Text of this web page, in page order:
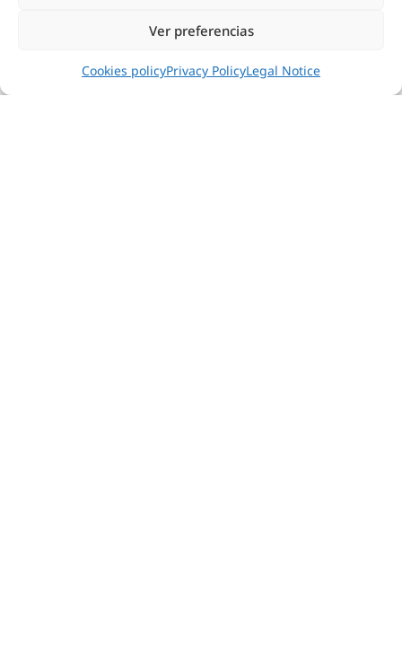
Ver preferencias
Cookies policyPrivacy PolicyLegal Notice